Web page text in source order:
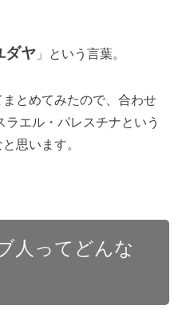
ダヤ 」という言葉。
とめてみたので、合わせ
エル・パレスチナという
思います。
人ってどんな